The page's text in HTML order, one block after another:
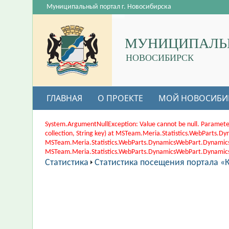
НОВОСИБИРСК
Муниципальный портал г. Новосибирска
ГЛАВНАЯ О ПРОЕКТЕ МОЙ
System.ArgumentNullException: Value cannot be null.
collection, String key) at
Статистика Статистика посещения портала